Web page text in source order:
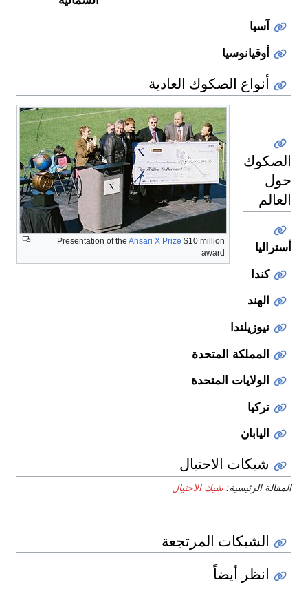
آسيا
أوقيانوسيا
أنواع الصكوك العادية
Presentation of theAnsari X Prize$10 million
كندا
الهند
نيوزيلندا
المملكة المتحدة
الولايات المتحدة
تركيا
اليابان
شيكات الاحتيال
الرئيسية: شيك الاحتيال
الشيكات المرتجعة
انظر أيضاً